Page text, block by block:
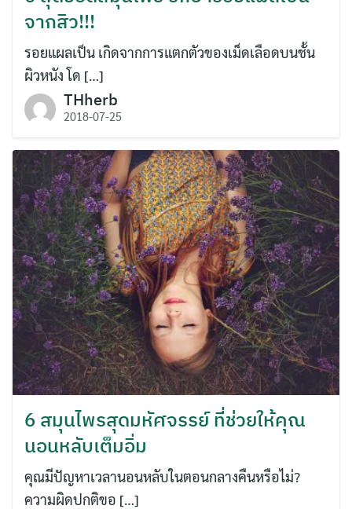
จากสิว!!!
รอยแผลเป็น เกิดจากการแตกตัวของเม็ดเลือดบนชั้น
ผิวหนัง โด […]
THherb
2018-07-25
6 สมุนไพรสุดมหัศจรรย์ ที่ช่วยให้คุณ
นอนหลับเต็มอิ่ม
คุณมีปัญหาเวลานอนหลับในตอนกลางคืนหรือไม่?
ความผิดปกติขอ […]